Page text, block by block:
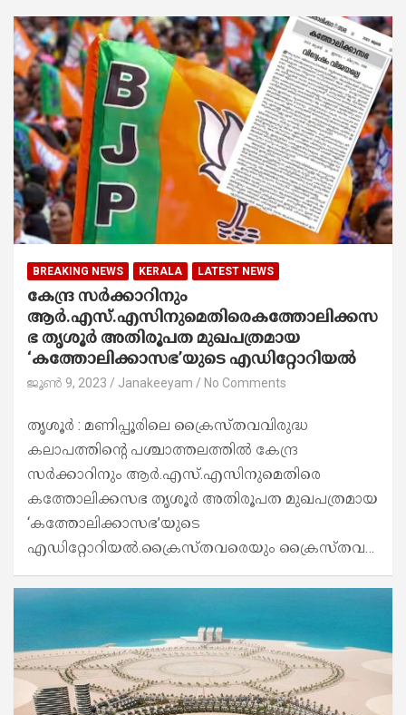
BREAKING NEWS KERALA LATEST NEWS
കേന്ദ്ര സർക്കാറിനും
ആർ.എസ്.എസിനുമെതിരെകത്തോലിക്കസ
ഭ തൃശൂർ അതിരൂപത മുഖപത്രമായ
‘കത്തോലിക്കാസഭ’യുടെ എഡിറ്റോറിയൽ
ജൂൺ 9, 2023 Janakeeyam No Comments
തൃശൂർ : മണിപ്പൂരിലെ ക്രൈസ്തവവിരുദ്ധ
കലാപത്തിന്റെ പശ്ചാത്തലത്തിൽ കേന്ദ്ര
സർക്കാറിനും ആർ.എസ്.എസിനുമെതിരെ
കത്തോലിക്കസഭ തൃശൂർ അതിരൂപത മുഖപത്രമായ
‘കത്തോലിക്കാസഭ’യുടെ
എഡിറ്റോറിയൽ.ക്രൈസ്തവരെയും ക്രൈസ്തവ…